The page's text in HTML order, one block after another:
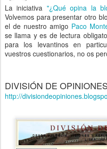
La iniciativa "¿Qué opina la
Volvemos para presentar otro
el de nuestro amigo Paco
se llama y es de lectura
para los levantinos en
vuestros cuestionarios, no os
DIVISIÓN DE OPINIONES
http://